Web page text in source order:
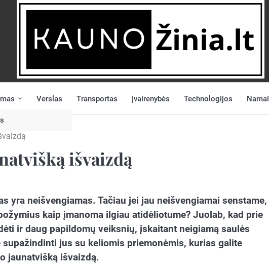
Verslas Transportas Įvairenybės Technologijos Namai
išvaizdą
yra neišvengiamas. Tačiau jei jau neišvengiamai senstame,
kaip įmanoma ilgiau atidėliotume? Juolab, kad prie
ir daug papildomų veiksnių, įskaitant neigiamą saulės
jus su keliomis priemonėmis, kurias galite
jaunatvišką išvaizdą.